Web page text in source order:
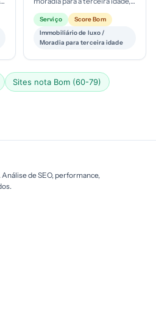
integrando incorporação,
locação e operação de
residência...
Serviço
Score Bom
Immobiliário de luxo /
Moradia para terceira idade
Sites nota Bom (60-79)
de SEO, performance,